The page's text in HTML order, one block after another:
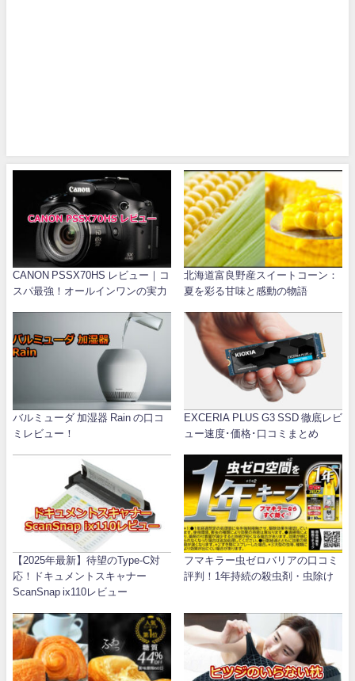
CANON PSSX70HS レビュー｜コ
スパ最強！オールインワンの実力
北海道富良野産スイートコーン：
夏を彩る甘味と感動の物語
バルミューダ 加湿器 Rain の口コ
ミレビュー！
EXCERIA PLUS G3 SSD 徹底レビ
ュー速度･価格･口コミまとめ
【2025年最新】待望のType-C対
応！ドキュメントスキャナー
ScanSnap ix110レビュー
フマキラー虫ゼロバリアの口コミ
評判！1年持続の殺虫剤・虫除け